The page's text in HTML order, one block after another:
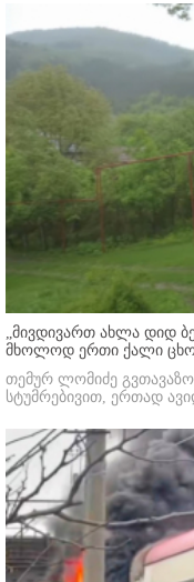
„მივდივართ ახლა დიდ
მხოლოდ ერთი ქალი
თემურ ლომიძე
სტუმრებივით, ერთად